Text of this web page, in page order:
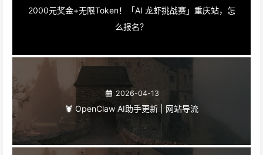
2000元奖金+无限Token！「AI 龙虾挑战赛」重庆站，怎
么报名？
2026-04-13
🦞 OpenClaw AI助手更新 | 网站导流